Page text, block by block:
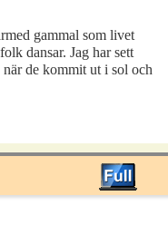
gammal som livet
dansar. Jag har sett
när de kommit ut i sol och